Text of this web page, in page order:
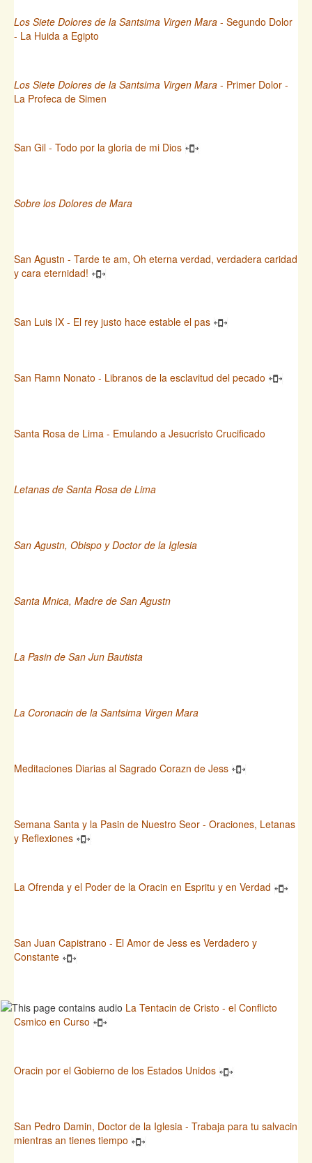
Los Siete Dolores de la Santsima Virgen Mara - Segundo Dolor
- La Huida a Egipto
Los Siete Dolores de la Santsima Virgen Mara - Primer Dolor -
La Profeca de Simen
San Gil - Todo por la gloria de mi Dios
Sobre los Dolores de Mara
San Agustn - Tarde te am, Oh eterna verdad, verdadera caridad
y cara eternidad!
San Luis IX - El rey justo hace estable el pas
San Ramn Nonato - Libranos de la esclavitud del pecado
Santa Rosa de Lima - Emulando a Jesucristo Crucificado
Letanas de Santa Rosa de Lima
San Agustn, Obispo y Doctor de la Iglesia
Santa Mnica, Madre de San Agustn
La Pasin de San Jun Bautista
La Coronacin de la Santsima Virgen Mara
Meditaciones Diarias al Sagrado Corazn de Jess
Semana Santa y la Pasin de Nuestro Seor - Oraciones, Letanas
y Reflexiones
La Ofrenda y el Poder de la Oracin en Espritu y en Verdad
San Juan Capistrano - El Amor de Jess es Verdadero y
Constante
La Tentacin de Cristo - el Conflicto
Csmico en Curso
Oracin por el Gobierno de los Estados Unidos
San Pedro Damin, Doctor de la Iglesia - Trabaja para tu salvacin
mientras an tienes tiempo